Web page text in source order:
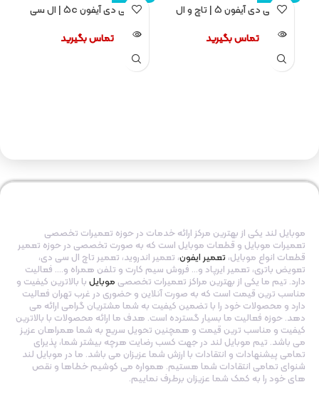
اتمام موجودی ال سی دی آیفون ۵ | تاچ و ال
تماس بگیرید
اتمام موجودی ال سی دی آیفون ۵c | ال سی
تماس بگیرید
موبایل لند یکی از بهترین مرکز ارائه خدمات در حوزه تعمیرات تخصصی
تعمیرات موبایل و قطعات موبایل است که به صورت تخصصی در حوزه تعمیر
قطعات انواع موبایل، تعمیر ایفون، تعمیر اندروید، تعمیر تاچ ال سی دی،
تعویض باتری، تعمیر ایرپاد و… فروش سیم کارت و تلفن همراه و…. فعالیت
دارد. تیم ما یکی از بهترین مراکز تعمیرات تخصصی موبایلبا بالاترین کیفیت و
مناسب ترین قیمت است که به صورت آنلاین و حضوری در غرب تهران فعالیت
دارد و محصولات خود را با تضمین کیفیت به شما مشتریان گرامی ارائه می
دهد. حوزه فعالیت ما بسیار گسترده است. هدف ما ارائه محصولات با بالاترین
کیفیت و مناسب ترین قیمت و همچنین تحویل سریع به شما همراهان عزیز
می باشد. تیم موبایل لند در جهت کسب رضایت هرچه بیشتر شما، پذیرای
تمامی پیشنهادات و انتقادات با ارزش شما عزیزان می باشد. ما در موبایل لند
شنوای تمامی انتقادات شما هستیم. همواره می کوشیم خطاها و نقص
های خود را به کمک شما عزیزان برطرف نماییم.